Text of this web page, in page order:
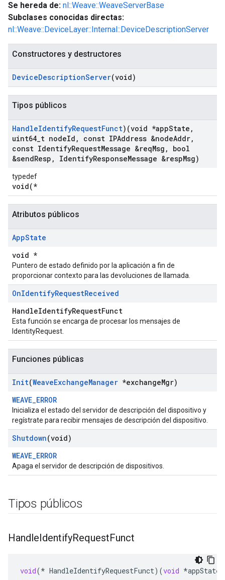
Se hereda de: nl::Weave::WeaveServerBase
Subclases conocidas directas:
nl::Weave::DeviceLayer::Internal::DeviceDescriptionServer
Constructores y destructores
DeviceDescriptionServer(void)
Tipos públicos
HandleIdentifyRequestFunct)(void *appState ,
uint64 t nodeId , const IPAddress &nodeAddr,
const IdentifyRequestMessage &reqMsg ,
bool
&sendResp , IdentifyResponseMessage &respMsg)
typedef
void(*
Atributos públicos
AppState
void *
Puntero de estado definido por la aplicación a fin de
proporcionar contexto para las devoluciones de llamada.
OnIdentifyRequestReceived
HandleIdentifyRequestFunct
Esta función se encarga de procesar los mensajes de
IdentityRequest.
Funciones públicas
Init(WeaveExchangeManager *exchangeMgr)
WEAVE_ERROR
Inicializa el estado del servidor de descripción del dispositivo y
regístrate para recibir mensajes de descripción del dispositivo.
Shutdown(void)
WEAVE_ERROR
Apaga el servidor de descripción de dispositivos.
Tipos públicos
HandleIdentifyRequestFunct
void(* HandleIdentifyRequestFunct)(void *appState